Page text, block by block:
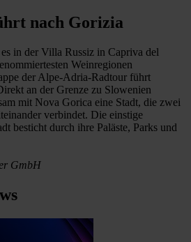
nach Gorizia
in der Villa Russiz in Capriva del
Weinregionen
der Alpe-Adria-Radtour führt
an der Grenze zu Slowenien
mit Nova Gorica eine Stadt, die zwei
verbindet. Die einstige
besticht durch ihre Paläste, Parks und
GmbH